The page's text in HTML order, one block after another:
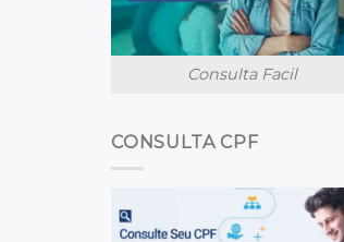
Consulta Facil
CONSULTA CPF